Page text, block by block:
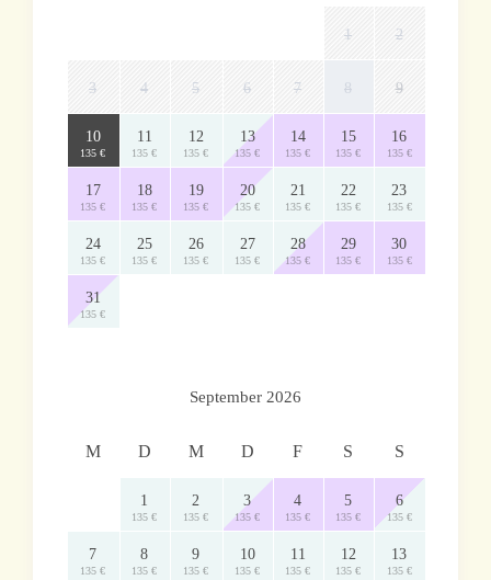
1 2
3 4 5 6 7 8 9
10
135 €
11
135 €
12
135 €
13
135 €
14
135 €
15
135 €
16
135 €
17
135 €
18
135 €
19
135 €
20
135 €
21
135 €
22
135 €
23
135 €
24
135 €
25
135 €
26
135 €
27
135 €
28
135 €
29
135 €
30
135 €
31
135 €
September 2026
M D M D F S S
1
135 €
2
135 €
3
135 €
4
135 €
5
135 €
6
135 €
7
135 €
8
135 €
9
135 €
10
135 €
11
135 €
12
135 €
13
135 €